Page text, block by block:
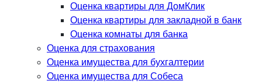
Оценка квартиры для ДомКлик
Оценка квартиры для закладной в банк
Оценка комнаты для банка
Оценка для страхования
Оценка имущества для бухгалтерии
Оценка имущества для Собеса